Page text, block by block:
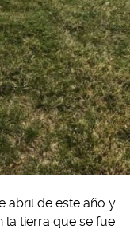
abril de este año y
tierra que se fue